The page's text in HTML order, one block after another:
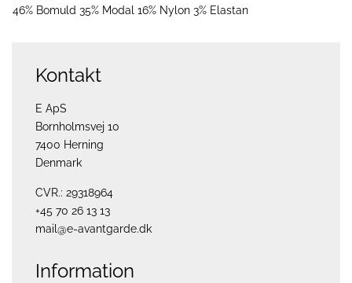
46% Bomuld 35% Modal 16% Nylon 3% Elastan
Kontakt
E ApS
Bornholmsvej 10
7400 Herning
Denmark
CVR.: 29318964
+45 70 26 13 13
mail@e-avantgarde.dk
Information